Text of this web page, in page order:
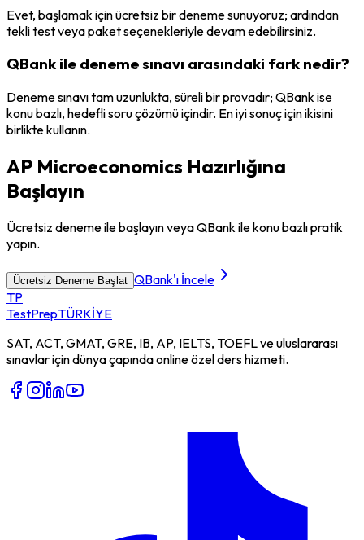
Evet, başlamak için ücretsiz bir deneme sunuyoruz; ardından
tekli test veya paket seçenekleriyle devam edebilirsiniz.
QBank ile deneme sınavı arasındaki fark nedir?
Deneme sınavı tam uzunlukta, süreli bir provadır; QBank ise
konu bazlı, hedefli soru çözümü içindir. En iyi sonuç için ikisini
birlikte kullanın.
AP Microeconomics Hazırlığına
Başlayın
Ücretsiz deneme ile başlayın veya QBank ile konu bazlı pratik
yapın.
Ücretsiz Deneme Başlat QBank'ı İncele
TP
TestPrepTÜRKİYE
SAT, ACT, GMAT, GRE, IB, AP, IELTS, TOEFL ve uluslararası
sınavlar için dünya çapında online özel ders hizmeti.